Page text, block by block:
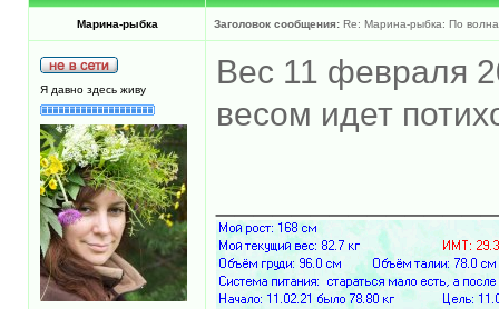
Марина-рыбка Заголовок сообщения: Re: Марина-рыбка: По
Я давно здесь живу
Вес 11 февраля
весом идет